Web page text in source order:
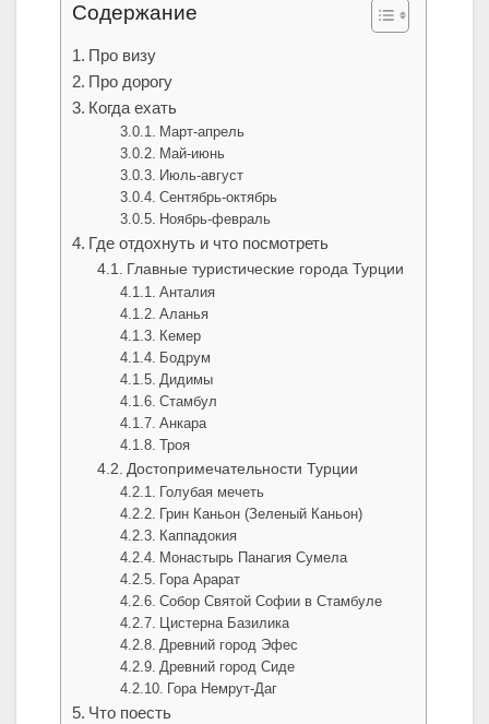
Содержание
Про визу
Про дорогу
Когда ехать
Март-апрель
Май-июнь
Июль-август
Сентябрь-октябрь
Ноябрь-февраль
Где отдохнуть и что посмотреть
Главные туристические города Турции
Анталия
Аланья
Кемер
Бодрум
Дидимы
Стамбул
Анкара
Троя
Достопримечательности Турции
Голубая мечеть
Грин Каньон (Зеленый Каньон)
Каппадокия
Монастырь Панагия Сумела
Гора Арарат
Собор Святой Софии в Стамбуле
Цистерна Базилика
Древний город Эфес
Древний город Сиде
Гора Немрут-Даг
Что поесть